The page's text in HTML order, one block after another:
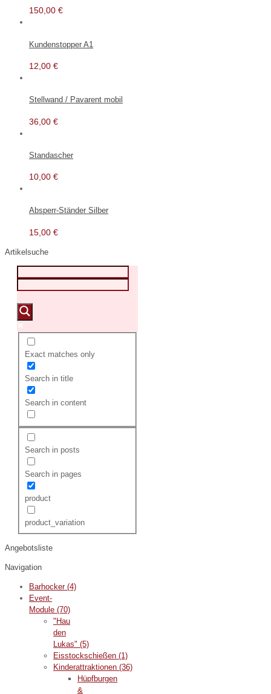
150,00 €
Kundenstopper A1
12,00 €
Stellwand / Pavarent mobil
36,00 €
Standascher
10,00 €
Absperr-Ständer Silber
15,00 €
Artikelsuche
Exact matches only
Search in title
Search in content
Search in posts
Search in pages
product
product_variation
Angebotsliste
Navigation
Barhocker (4)
Event-
Module (70)
"Hau
den
Lukas" (5)
Eisstockschießen (1)
Kinderattraktionen (36)
Hüpfburgen
&